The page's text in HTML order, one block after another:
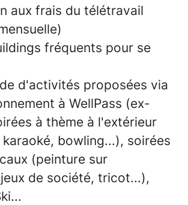
aux frais du télétravail
fréquents pour se
d'activités proposées via
à WellPass (ex-
à thème à l'extérieur
bowling...), soirées
(peinture sur
de société, tricot...),